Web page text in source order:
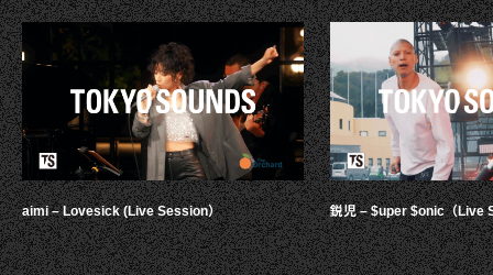
aimi – Lovesick (Live Session） 鋭児 – $uper $onic（Live